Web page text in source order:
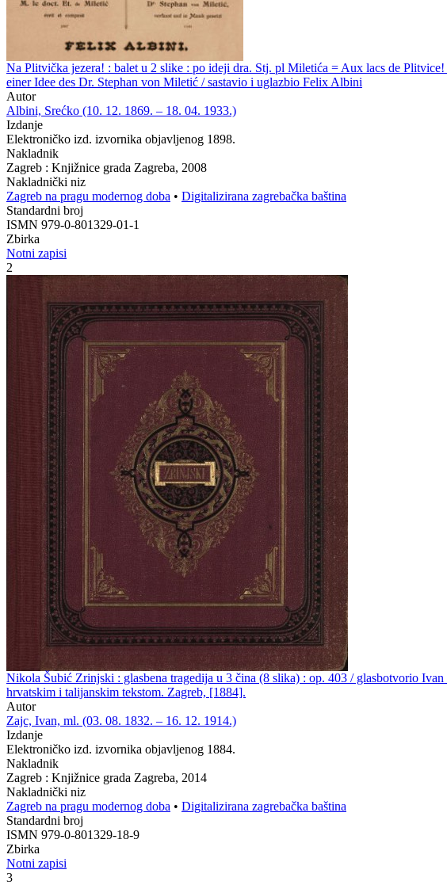
Na Plitvička jezera! : balet u 2 slike : po ideji dra. Stj. pl Miletića = Aux lacs de
einer Idee des Dr. Stephan von Miletić / sastavio i uglazbio Felix Albini
Autor
Albini, Srećko (10. 12. 1869. – 18. 04. 1933.)
Izdanje
Elektroničko izd. izvornika objavljenog 1898.
Nakladnik
Zagreb : Knjižnice grada Zagreba, 2008
Nakladnički niz
Zagreb na pragu modernog doba • Digitalizirana zagrebačka baština
Standardni broj
ISMN 979-0-801329-01-1
Zbirka
Notni zapisi
2
Nikola Šubić Zrinjski : glasbena tragedija u 3 čina (8 slika) : op. 403 / glasbotvorio
hrvatskim i talijanskim tekstom. Zagreb, [1884].
Autor
Zajc, Ivan, ml. (03. 08. 1832. – 16. 12. 1914.)
Izdanje
Elektroničko izd. izvornika objavljenog 1884.
Nakladnik
Zagreb : Knjižnice grada Zagreba, 2014
Nakladnički niz
Zagreb na pragu modernog doba • Digitalizirana zagrebačka baština
Standardni broj
ISMN 979-0-801329-18-9
Zbirka
Notni zapisi
3